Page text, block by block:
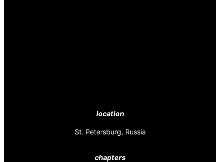
location
St. Petersburg, Russia
chapters